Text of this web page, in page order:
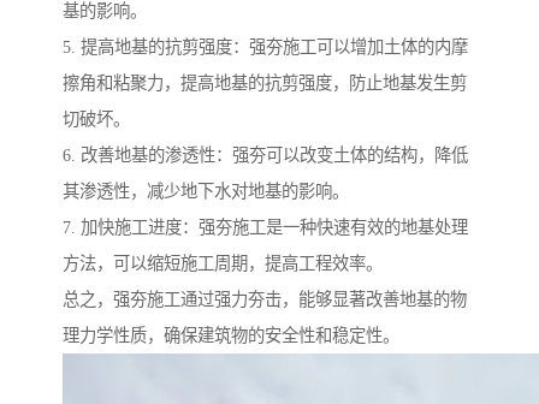
基的影响。
5. 提高地基的抗剪强度：强夯施工可以增加土体的内摩
擦角和粘聚力，提高地基的抗剪强度，防止地基发生剪
切破坏。
6. 改善地基的渗透性：强夯可以改变土体的结构，降低
其渗透性，减少地下水对地基的影响。
7. 加快施工进度：强夯施工是一种快速有效的地基处理
方法，可以缩短施工周期，提高工程效率。
总之，强夯施工通过强力夯击，能够显著改善地基的物
理力学性质，确保建筑物的安全性和稳定性。